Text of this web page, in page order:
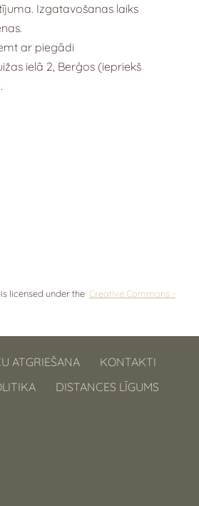
Izgatavošanas laiks
ar piegādi
ielā 2, Berģos (iepriekš
licensed under the Creative Commons -
ATGRIEŠANA
KONTAKTI
DISTANCES LĪGUMS